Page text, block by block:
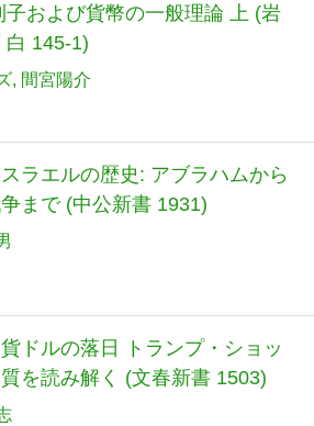
子および貨幣の一般理論 上 (岩
白 145-1)
間宮陽介
ラエルの歴史: アブラハムから
まで (中公新書 1931)
ドルの落日 トランプ・ショッ
を読み解く (文春新書 1503)